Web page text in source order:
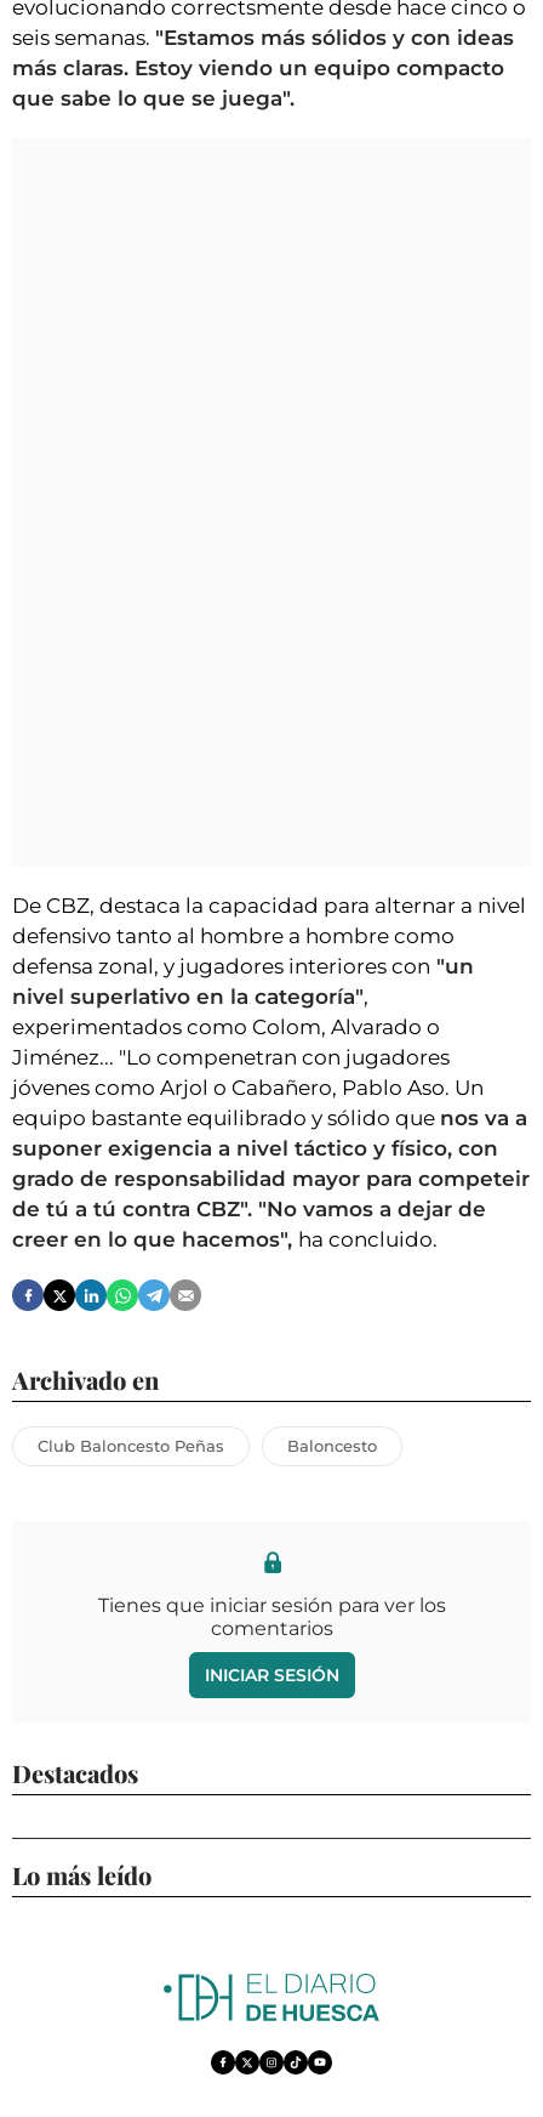
evolucionando correctsmente desde hace cinco o
seis semanas. "Estamos más sólidos y con ideas
más claras. Estoy viendo un equipo compacto
que sabe lo que se juega".
De CBZ, destaca la capacidad para alternar a nivel
defensivo tanto al hombre a hombre como
defensa zonal, y jugadores interiores con "un
nivel superlativo en la categoría",
experimentados como Colom, Alvarado o
Jiménez... "Lo compenetran con jugadores
jóvenes como Arjol o Cabañero, Pablo Aso. Un
equipo bastante equilibrado y sólido que nos va a
suponer exigencia a nivel táctico y físico, con
grado de responsabilidad mayor para competeir
de tú a tú contra CBZ". "No vamos a dejar de
creer en lo que hacemos", ha concluido.
Archivado en
Club Baloncesto Peñas Baloncesto
Tienes que iniciar sesión para ver los
comentarios
INICIAR SESIÓN
Destacados
Lo más leído